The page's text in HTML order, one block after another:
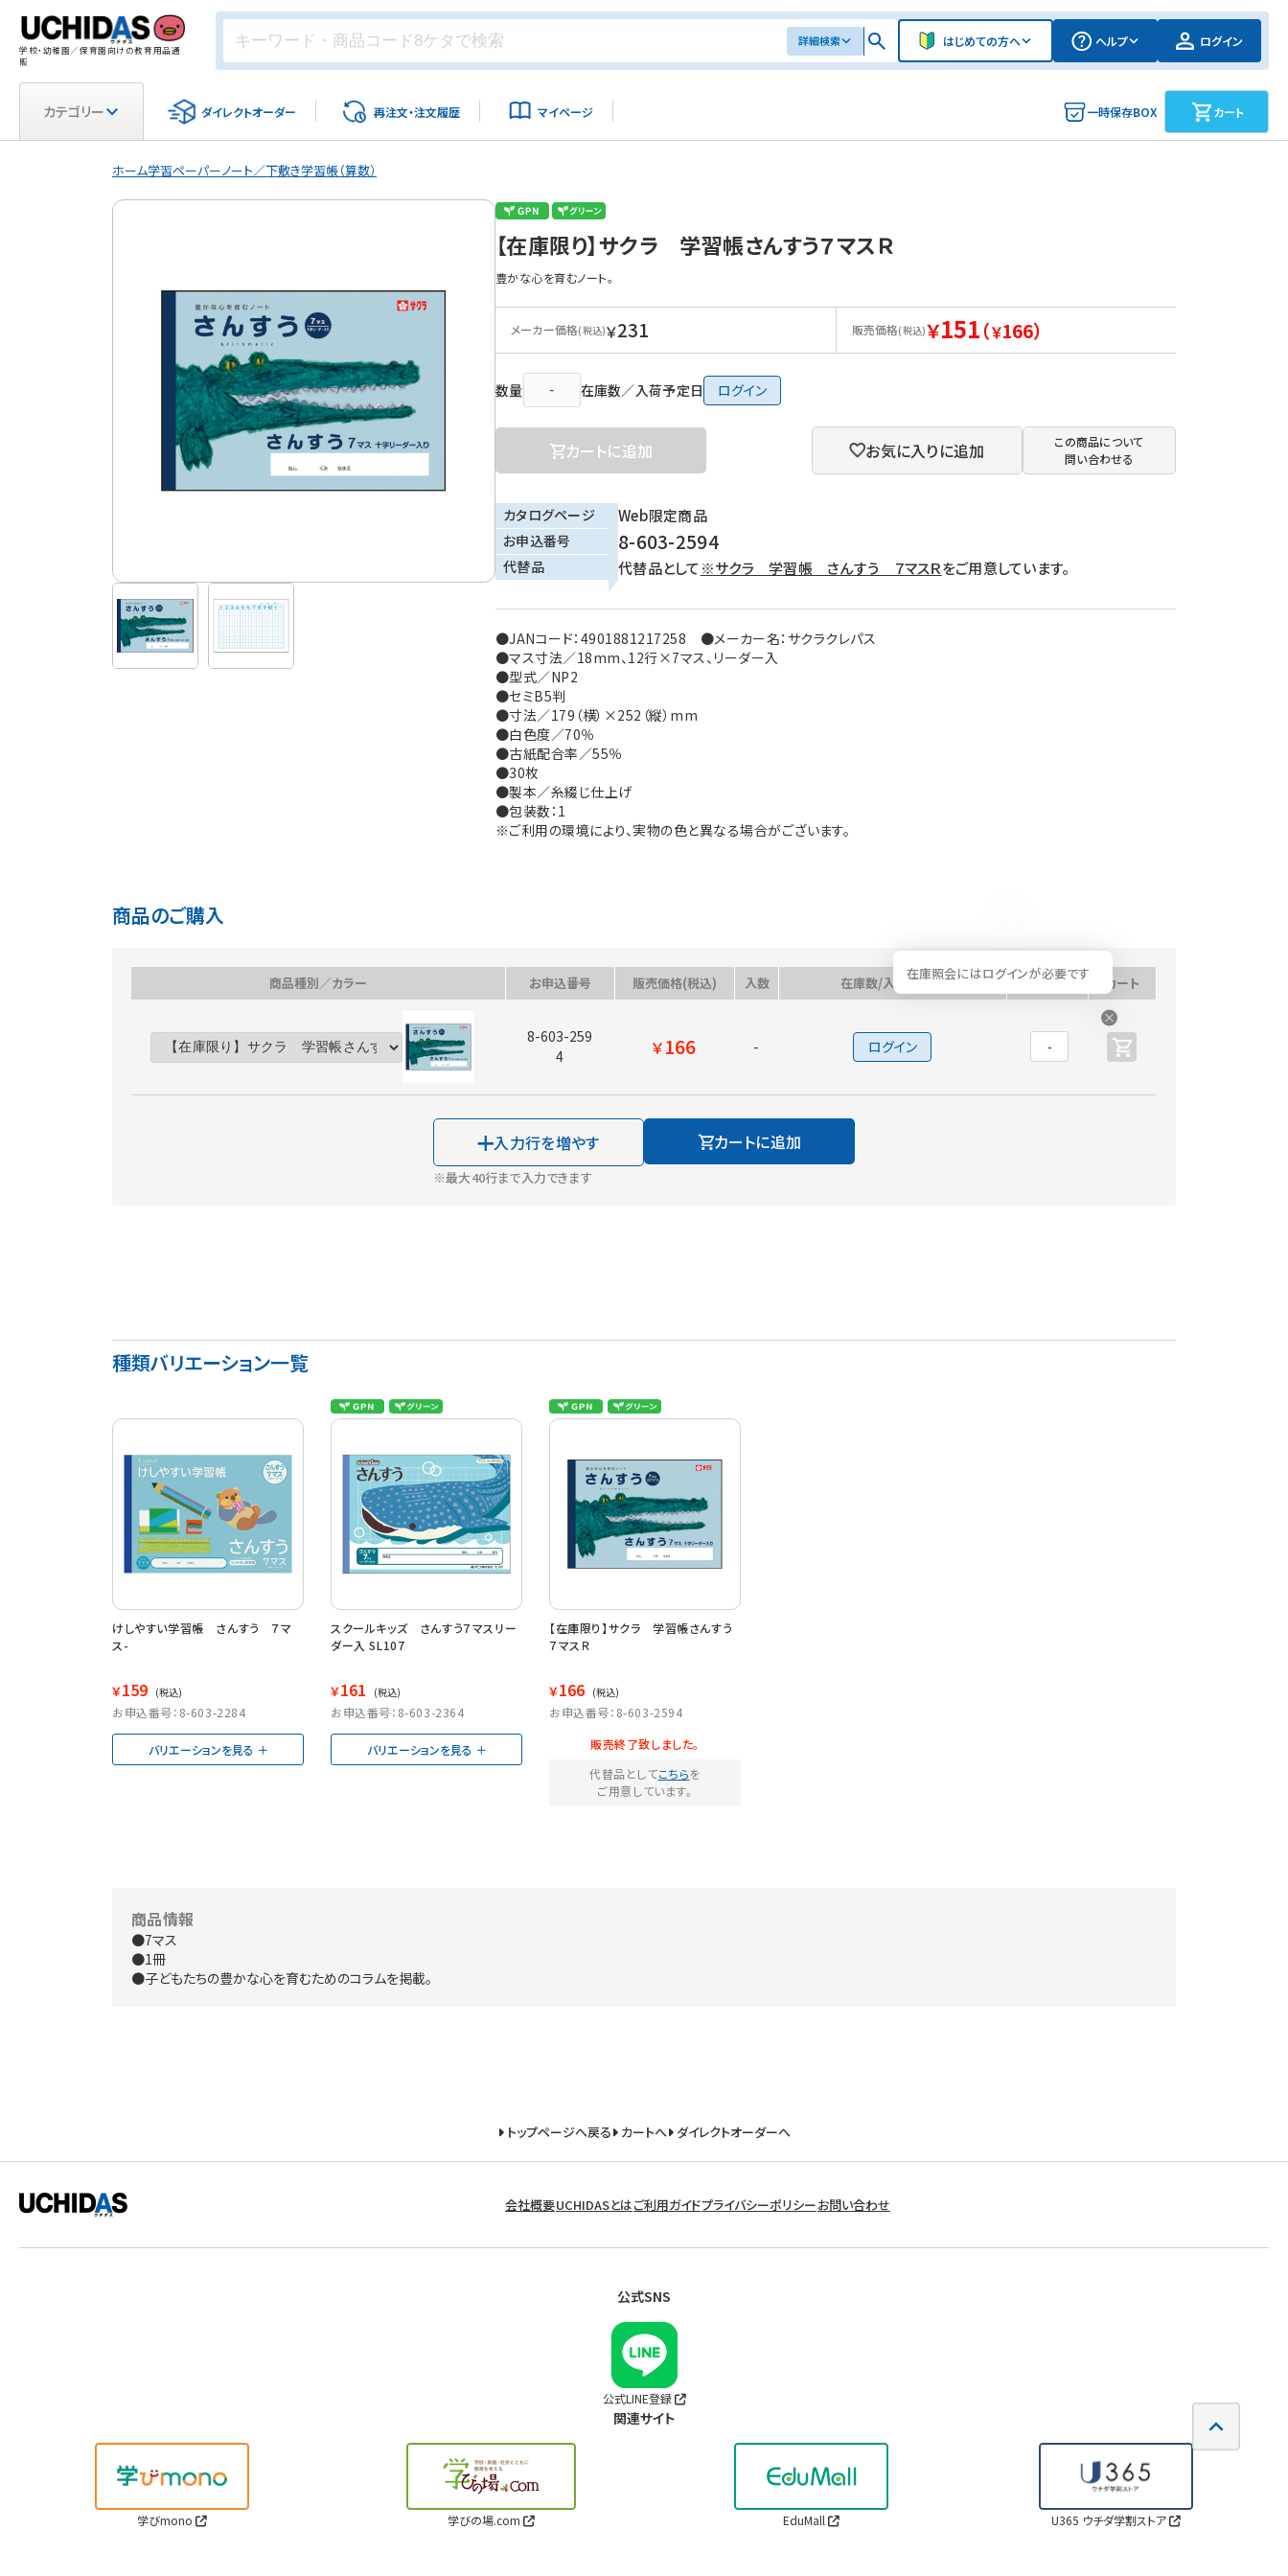
学校・幼稚園／保育園向けの教育用品通
販
詳細検索 はじめての方へ ヘルプ ログイン
カテゴリー ダイレクトオーダー 再注文・注文履歴 マイページ 一時保存BOX カート
ホーム学習ペーパーノート／下敷き学習帳（算数）
【在庫限り】サクラ 学習帳さんすう７マスＲ
豊かな心を育むノート。
メーカー価格(税込)￥231 販売価格(税込)￥151（￥166）
数量 在庫数／入荷予定日 ログイン
カートに追加 お気に入りに追加
この商品について
問い合わせる
カタログページ Web限定商品
お申込番号 8-603-2594
代替品 代替品として※サクラ 学習帳 さんすう ７マスＲをご用意しています。
●JANコード：4901881217258 ●メーカー名：サクラクレパス
●マス寸法／18mm、12行×7マス、リーダー入
●型式／NP2
●セミB5判
●寸法／179（横）×252（縦）mm
●白色度／70％
●古紙配合率／55％
●30枚
●製本／糸綴じ仕上げ
●包装数：1
※ご利用の環境により、実物の色と異なる場合がございます。
商品のご購入
商品種別／カラー お申込番号 販売価格(税込) 入数 在庫数/入荷予定日
在庫照会にはログインが必要です
数量 カート
8-603-259
4
￥166 - ログイン
入力行を増やす
※最大40行まで入力できます
カートに追加
種類バリエーション一覧
けしやすい学習帳 さんすう ７マ
ス-
￥159 (税込)
お申込番号：8-603-2284
バリエーションを見る
スクールキッズ さんすう７マスリー
ダー入 SL107
￥161 (税込)
お申込番号：8-603-2364
バリエーションを見る
【在庫限り】サクラ 学習帳さんすう
７マスＲ
￥166 (税込)
お申込番号：8-603-2594
販売終了致しました。
代替品としてこちらを
ご用意しています。
商品情報
●7マス
●1冊
●子どもたちの豊かな心を育むためのコラムを掲載。
トップページへ戻る カートへ ダイレクトオーダーへ
会社概要UCHIDASとはご利用ガイドプライバシーポリシーお問い合わせ
公式SNS
公式LINE登録
関連サイト
学びmono 学びの場.com EduMall U365 ウチダ学割ストア